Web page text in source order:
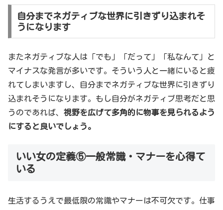
自分までネガティブな世界に引きずり込まれそ
うになります
またネガティブな人は「でも」「だって」「私なんて」と
マイナスな発言が多いです。そういう人と一緒にいると疲
れてしまいますし、自分までネガティブな世界に引きずり
込まれそうになります。もし自分がネガティブ思考だと思
うのであれば、 視野を広げて多角的に物事を見られるよう
にすると良いでしょう。
いい女の定義⑤一般常識・マナーを心得て
いる
生活するうえで最低限の常識やマナーは不可欠です。仕事